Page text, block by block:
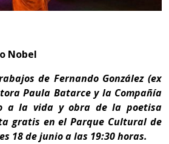
Nobel
de Fernando González (ex
Paula Batarce y la Compañía
a la vida y obra de la poetisa
gratis en el Parque Cultural de
18 de junio a las 19:30 horas.